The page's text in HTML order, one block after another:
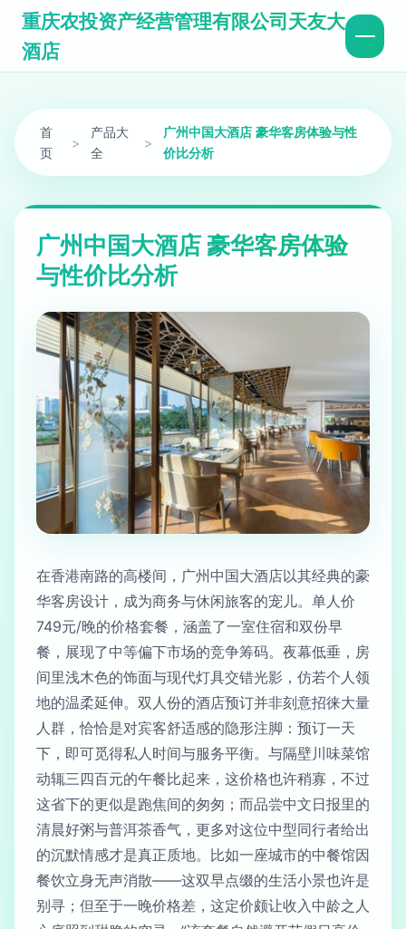
重庆农投资产经营管理有限公司天友大
酒店
首
页
>
产品大
全
>
广州中国大酒店 豪华客房体验与性
价比分析
广州中国大酒店 豪华客房体验
与性价比分析
在香港南路的高楼间，广州中国大酒店以其经典的豪
华客房设计，成为商务与休闲旅客的宠儿。单人价
749元/晚的价格套餐，涵盖了一室住宿和双份早
餐，展现了中等偏下市场的竞争筹码。夜幕低垂，房
间里浅木色的饰面与现代灯具交错光影，仿若个人领
地的温柔延伸。双人份的酒店预订并非刻意招徕大量
人群，恰恰是对宾客舒适感的隐形注脚：预订一天
下，即可觅得私人时间与服务平衡。与隔壁川味菜馆
动辄三四百元的午餐比起来，这价格也许稍寡，不过
这省下的更似是跑焦间的匆匆；而品尝中文日报里的
清晨好粥与普洱茶香气，更多对这位中型同行者给出
的沉默情感才是真正质地。比如一座城市的中餐馆因
餐饮立身无声消散——这双早点缀的生活小景也许是
别寻；但至于一晚价格差，这定价颇让收入中龄之人